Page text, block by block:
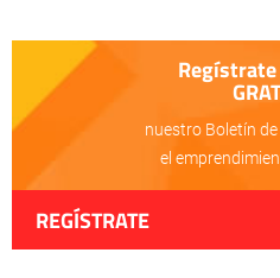
nuestro Boletín
el
REGÍSTRATE